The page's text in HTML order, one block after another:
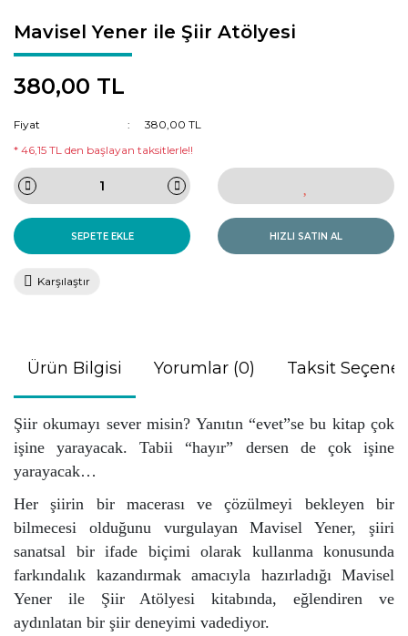
Mavisel Yener ile Şiir Atölyesi
380,00 TL
Fiyat
380,00 TL
* 46,15 TL den başlayan taksitlerle!!
SEPETE EKLE HIZLI SATIN AL
Karşılaştır
Ürün Bilgisi Yorumlar (0) Taksit
Şiir okumayı sever misin? Yanıtın “evet”se bu kitap çok
işine yarayacak. Tabii “hayır” dersen de çok işine
yarayacak…
Her şiirin bir macerası ve çözülmeyi bekleyen bir
bilmecesi olduğunu vurgulayan Mavisel Yener, şiiri
sanatsal bir ifade biçimi olarak kullanma konusunda
farkındalık kazandırmak amacıyla hazırladığı Mavisel
Yener ile Şiir Atölyesi kitabında, eğlendiren ve
aydınlatan bir şiir deneyimi vadediyor.